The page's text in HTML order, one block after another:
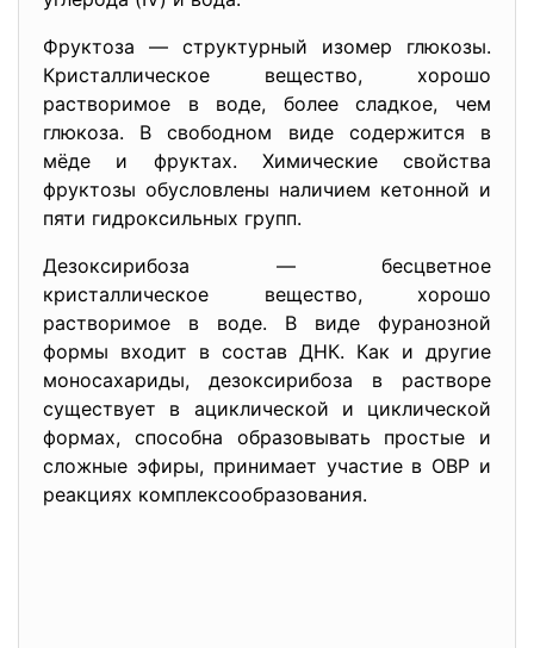
Фруктоза — структурный изомер глюкозы.
Кристаллическое вещество, хорошо
растворимое в воде, более сладкое, чем
глюкоза. В свободном виде содержится в
мёде и фруктах. Химические свойства
фруктозы обусловлены наличием кетонной и
пяти гидроксильных групп.
Дезоксирибоза — бесцветное
кристаллическое вещество, хорошо
растворимое в воде. В виде фуранозной
формы входит в состав ДНК. Как и другие
моносахариды, дезоксирибоза в растворе
существует в ациклической и циклической
формах, способна образовывать простые и
сложные эфиры, принимает участие в ОВР и
реакциях комплексообразования.